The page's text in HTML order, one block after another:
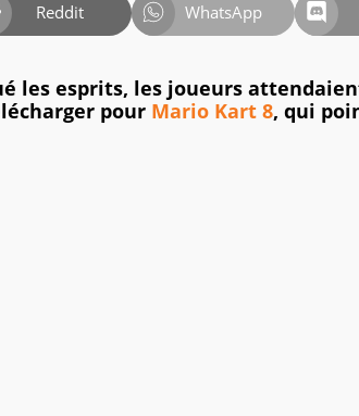
Reddit WhatsApp
les esprits, les joueurs
pour Mario Kart 8, qui